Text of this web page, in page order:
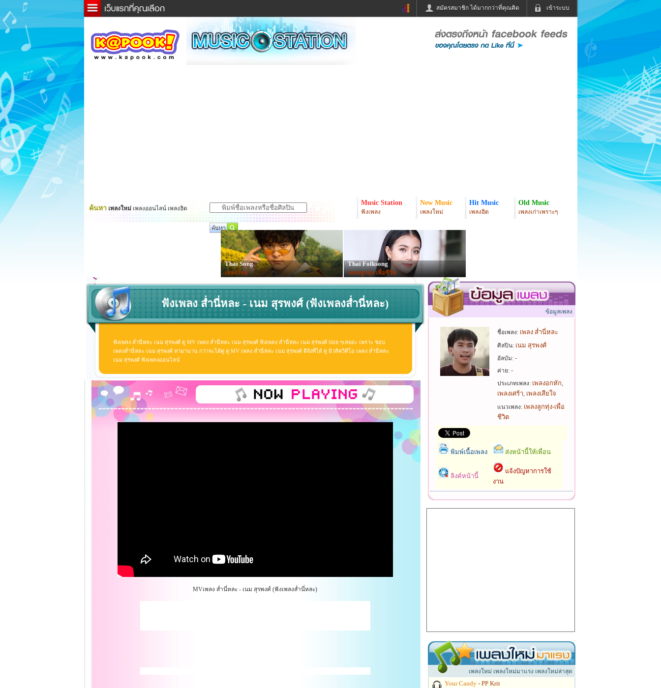
เข้าระบบ
สมัครสมาชิก ได้มากกว่าที่คุณคิด
ข่าวด่วน ข่าวสั้น
ละคร
หนังใหม่
ฟังวิทยุออนไลน์
หมากรุกไทย
Email
ค้นหา เพลงใหม่ เพลงออนไลน์ เพลงฮิต
Music Station
ฟังเพลง
New Music
เพลงใหม่
Hit Music
เพลงฮิต
Old Music
เพลงเก่าเพราะๆ
Thai Song
เพลงไทย
Thai Folksong
เพลงลูกทุ่ง-เพื่อชีวิต
ฟังเพลง ส่ำนี่หละ - เนม สุรพงศ์ (ฟังเพลงส่ำนี่หละ)
ฟังเพลง ส่ำนี่หละ เนม สุรพงศ์ ดู MV เพลง ส่ำนี่หละ เนม สุรพงศ์ ฟังเพลง ส่ำนี่หละ เนม สุรพงศ์ บ่อย ๆเลยอ่ะ เพราะ ชอบ
เพลงส่ำนี่หละ เนม สุรพงศ์ หามานาน กว่าจะได้ดู ดู MV เพลง ส่ำนี่หละ เนม สุรพงศ์ ดีจังที่ได้ ดู มิวสิควิดีโอ เพลง ส่ำนี่หละ
เนม สุรพงศ์ ฟังเพลงออนไลน์
MVเพลง ส่ำนี่หละ - เนม สุรพงศ์ (ฟังเพลงส่ำนี่หละ)
ข้อมูลเพลง
ชื่อเพลง: เพลง ส่ำนี่หละ
ศิลปิน: เนม สุรพงศ์
อัลบัม: -
ค่าย: -
ประเภทเพลง: เพลงอกหัก,
เพลงเศร้า, เพลงเสียใจ
แนวเพลง: เพลงลูกทุ่ง-เพื่อ
ชีวิต
พิมพ์เนื้อเพลง ส่งหน้านี้ให้เพื่อน
ลิงค์หน้านี้
แจ้งปัญหาการใช้
งาน
เพลงใหม่ เพลงใหม่มาแรง เพลงใหม่ล่าสุด
Your Candy - PP Krit